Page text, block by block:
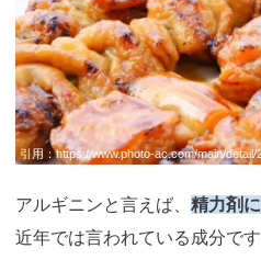
引用：https://www.photo-ac.com/main/
アルギニンと言えば、 精力剤
近年では言われている成分です